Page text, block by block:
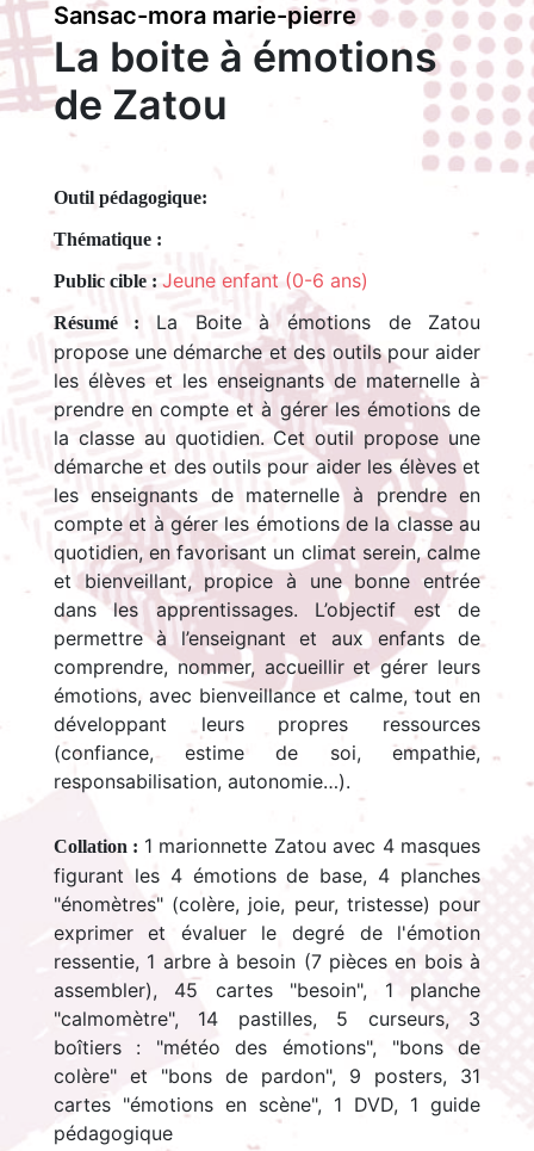
Sansac-mora marie-pierre
La boite à émotions
de Zatou
Outil pédagogique:
Thématique :
Public cible : Jeune enfant (0-6 ans)
Résumé : La Boite à émotions de Zatou
propose une démarche et des outils pour aider
les élèves et les enseignants de maternelle à
prendre en compte et à gérer les émotions de
la classe au quotidien. Cet outil propose une
démarche et des outils pour aider les élèves et
les enseignants de maternelle à prendre en
compte et à gérer les émotions de la classe au
quotidien, en favorisant un climat serein, calme
et bienveillant, propice à une bonne entrée
dans les apprentissages. L’objectif est de
permettre à l’enseignant et aux enfants de
comprendre, nommer, accueillir et gérer leurs
émotions, avec bienveillance et calme, tout en
développant leurs propres ressources
(confiance, estime de soi, empathie,
responsabilisation, autonomie…).
Collation : 1 marionnette Zatou avec 4 masques
figurant les 4 émotions de base, 4 planches
"énomètres" (colère, joie, peur, tristesse) pour
exprimer et évaluer le degré de l'émotion
ressentie, 1 arbre à besoin (7 pièces en bois à
assembler), 45 cartes "besoin", 1 planche
"calmomètre", 14 pastilles, 5 curseurs, 3
boîtiers : "météo des émotions", "bons de
colère" et "bons de pardon", 9 posters, 31
cartes "émotions en scène", 1 DVD, 1 guide
pédagogique